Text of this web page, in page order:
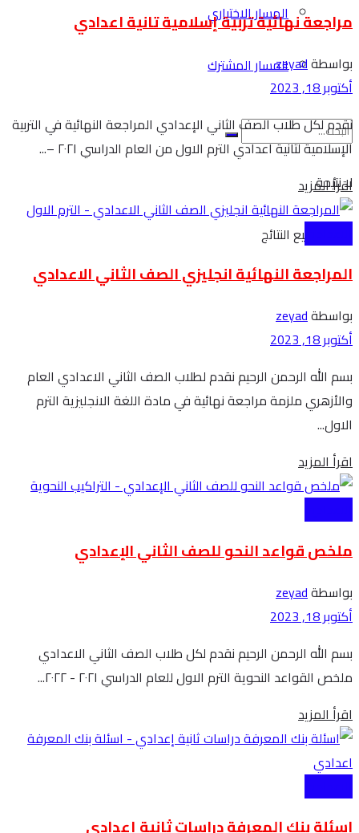
المسار الاختياري
المسار المشترك
لا نتيجة
اظهار جميع النتائج
مراجعة نهائية تربية إسلامية تانية اعدادي
بواسطة zeyad
أكتوبر 18, 2023
نقدم لكل طلاب الصف الثاني الإعدادي المراجعة النهائية في التربية
الإسلامية لتانية اعدادي الترم الاول من العام الدراسي ٢٠٢١ –...
اقرأ المزيدDetails
المراجعة النهائية انجليزي الصف الثاني الاعدادي
بواسطة zeyad
أكتوبر 18, 2023
بسم الله الرحمن الرحيم نقدم لطلاب الصف الثاني الاعدادي العام
والأزهري ملزمة مراجعة نهائية في مادة اللغة الانجليزية الترم
الاول...
اقرأ المزيدDetails
ملخص قواعد النحو للصف الثاني الإعدادي
بواسطة zeyad
أكتوبر 18, 2023
بسم الله الرحمن الرحيم نقدم لكل طلاب الصف الثاني الاعدادي
ملخص القواعد النحوية الترم الاول للعام الدراسي ٢٠٢١ - ٢٠٢٢...
اقرأ المزيدDetails
اسئلة بنك المعرفة دراسات ثانية إعدادي